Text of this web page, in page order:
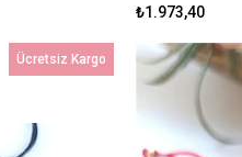
₺1.973,40
Ücretsiz Kargo